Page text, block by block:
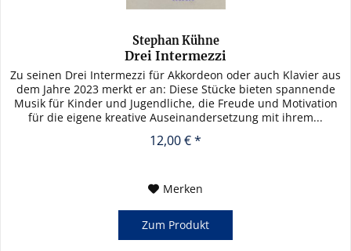
Stephan Kühne
Drei Intermezzi
Zu seinen Drei Intermezzi für Akkordeon oder auch Klavier aus
dem Jahre 2023 merkt er an: Diese Stücke bieten spannende
Musik für Kinder und Jugendliche, die Freude und Motivation
für die eigene kreative Auseinandersetzung mit ihrem...
12,00 € *
Merken
Zum Produkt